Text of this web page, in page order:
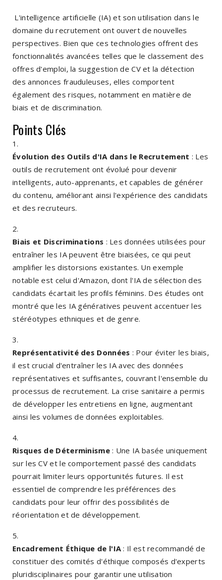
L'intelligence artificielle (IA) et son utilisation dans le
domaine du recrutement ont ouvert de nouvelles
perspectives. Bien que ces technologies offrent des
fonctionnalités avancées telles que le classement des
offres d'emploi, la suggestion de CV et la détection
des annonces frauduleuses, elles comportent
également des risques, notamment en matière de
biais et de discrimination.
Points Clés
Évolution des Outils d'IA dans le Recrutement : Les
outils de recrutement ont évolué pour devenir
intelligents, auto-apprenants, et capables de générer
du contenu, améliorant ainsi l'expérience des candidats
et des recruteurs.
Biais et Discriminations : Les données utilisées pour
entraîner les IA peuvent être biaisées, ce qui peut
amplifier les distorsions existantes. Un exemple
notable est celui d'Amazon, dont l'IA de sélection des
candidats écartait les profils féminins. Des études ont
montré que les IA génératives peuvent accentuer les
stéréotypes ethniques et de genre.
Représentativité des Données : Pour éviter les biais,
il est crucial d'entraîner les IA avec des données
représentatives et suffisantes, couvrant l'ensemble du
processus de recrutement. La crise sanitaire a permis
de développer les entretiens en ligne, augmentant
ainsi les volumes de données exploitables.
Risques de Déterminisme: Une IA basée uniquement
sur les CV et le comportement passé des candidats
pourrait limiter leurs opportunités futures. Il est
essentiel de comprendre les préférences des
candidats pour leur offrir des possibilités de
réorientation et de développement.
Encadrement Éthique de l'IA: Il est recommandé de
constituer des comités d'éthique composés d'experts
pluridisciplinaires pour garantir une utilisation